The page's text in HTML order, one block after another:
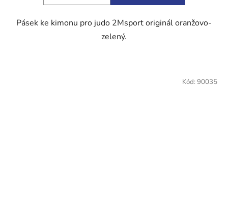
Pásek ke kimonu pro judo 2Msport originál oranžovo-
zelený.
Kód: 90035